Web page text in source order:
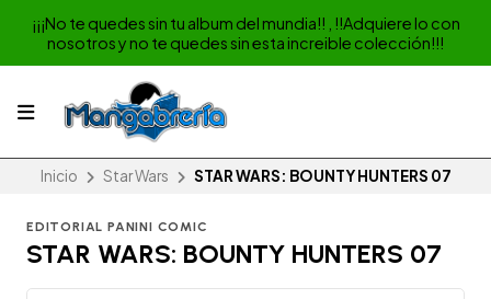
¡¡¡No te quedes sin tu album del mundia!! , !!Adquiere lo con
nosotros y no te quedes sin esta increible colección!!!
Inicio Star Wars STAR WARS: BOUNTY HUNTERS 07
EDITORIAL PANINI COMIC
STAR WARS: BOUNTY HUNTERS 07